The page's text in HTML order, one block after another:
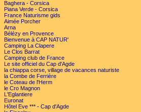
Baghera - Corsica
Piana Verde - Corsica
France Naturisme gids
Aimée Porcher
Arna
Bélézy en Provence
Bienvenue à CAP NATUR'
Camping La Clapere
Le Clos Barrat
Camping club de France
Le site officiel du Cap d'Agde
la chiappa corse, village de vacances naturiste
la Combe de Ferrière
le Coteau de l'Herm
le Cro Magnon
L'Eglantiere
Euronat
Hôtel Eve *** - Cap d'Agde